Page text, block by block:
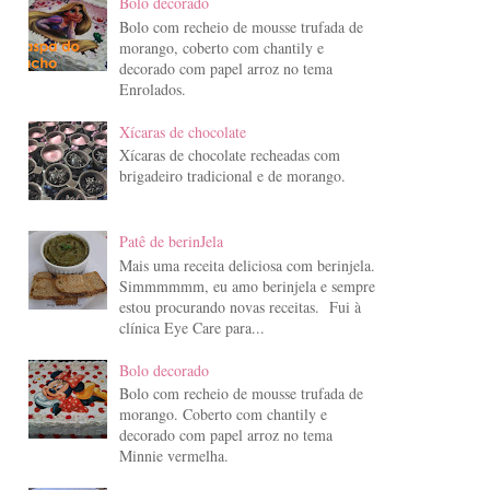
Bolo com recheio de mousse trufada de
morango, coberto com chantily e
decorado com papel arroz no tema
Enrolados.
Xícaras de chocolate
Xícaras de chocolate recheadas com
brigadeiro tradicional e de morango.
Patê de berinJela
Mais uma receita deliciosa com berinjela.
Simmmmmm, eu amo berinjela e sempre
estou procurando novas receitas. Fui à
clínica Eye Care para...
Bolo decorado
Bolo com recheio de mousse trufada de
morango. Coberto com chantily e
decorado com papel arroz no tema
Minnie vermelha.